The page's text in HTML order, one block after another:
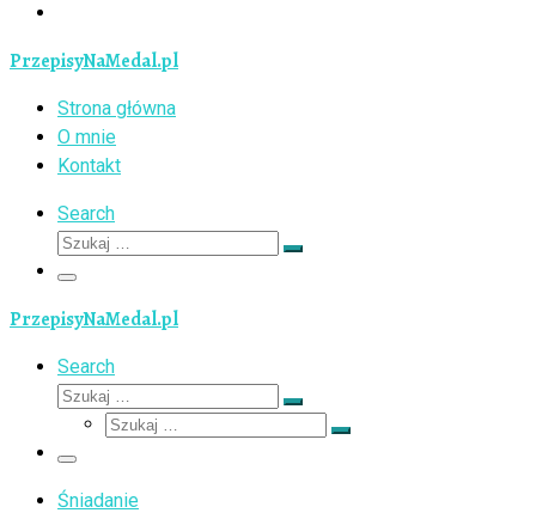
PrzepisyNaMedal.pl
Strona główna
O mnie
Kontakt
Search
Szukaj
Szukaj
Menu
PrzepisyNaMedal.pl
Search
Szukaj
Szukaj
Szukaj
Szukaj
Menu
Śniadanie